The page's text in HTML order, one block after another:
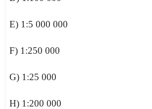
E) 1:5 000 000
F) 1:250 000
G) 1:25 000
H) 1:200 000